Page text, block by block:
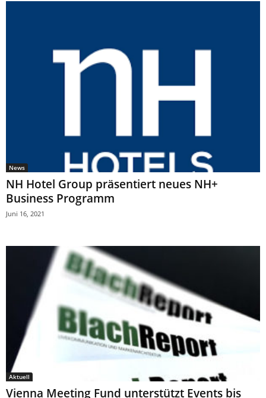
News
NH Hotel Group präsentiert neues NH+
Business Programm
Juni 16, 2021
Aktuell
Vienna Meeting Fund unterstützt Events bis